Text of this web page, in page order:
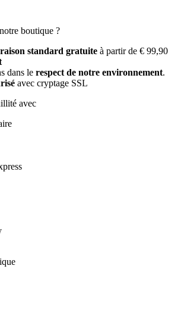
boutique ?
standard gratuite à partir de € 99,90
dans le respect de notre environnement.
avec cryptage SSL
avec